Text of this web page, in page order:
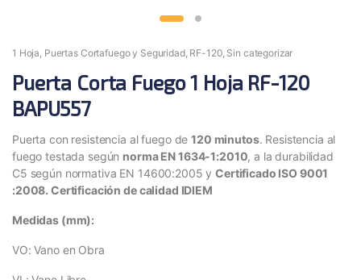
1 Hoja, Puertas Cortafuego y Seguridad, RF-120, Sin categorizar
Puerta Corta Fuego 1 Hoja RF-120
BAPU557
Puerta con resistencia al fuego de120 minutos. Resistencia al
fuego testada según norma EN 1634-1:2010, a la durabilidad
C5 según normativa EN 14600:2005 yCertificado ISO 9001
:2008. Certificación de calidad IDIEM
Medidas (mm):
VO: Vano en Obra